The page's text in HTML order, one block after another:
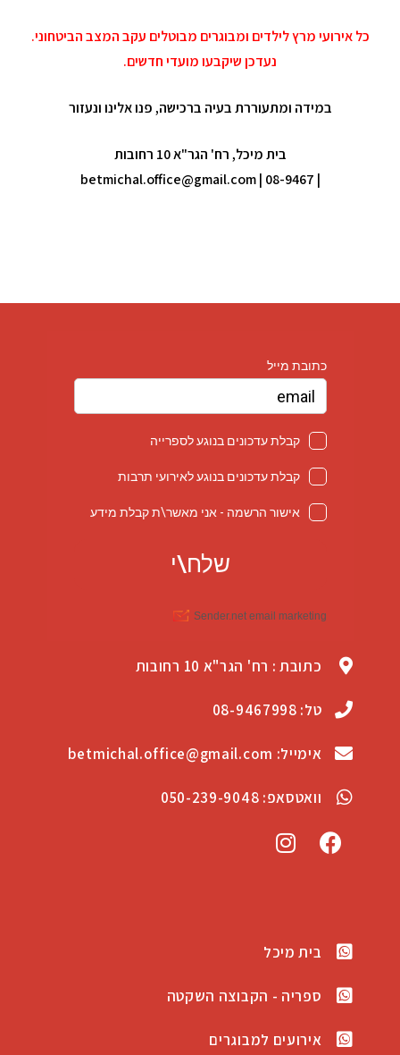
כל אירועי מרץ לילדים ומבוגרים מבוטלים עקב המצב הביטחוני.
נעדכן שיקבעו מועדי חדשים.
במידה ומתעוררת בעיה ברכישה, פנו אלינו ונעזור
בית מיכל, רח' הגר"א 10 רחובות
|
betmichal.office@gmail.com| 08-9467
כתובת : רח' הגר"א 10 רחובות
טל: 08-9467998
אימייל: betmichal.office@gmail.com
וואטסאפ: 050-239-9048
בית מיכל
ספריה - הקבוצה השקטה
אירועים למבוגרים